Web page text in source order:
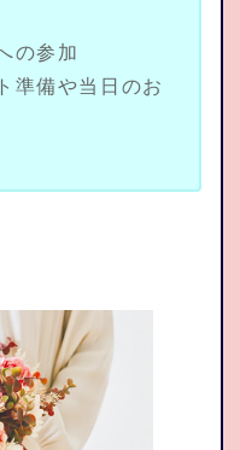
の参加
準備や当日のお